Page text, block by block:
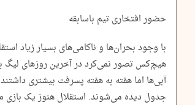
حضور افتخاری تیم باسابقه
با وجود بحران‌ها و ناکامی‌های بسیار زیاد
هیچ‌کس تصور نمی‌کرد در آخرین روزهای لیگ
آبی‌ها اما هفته به هفته پسرفت بیشتری